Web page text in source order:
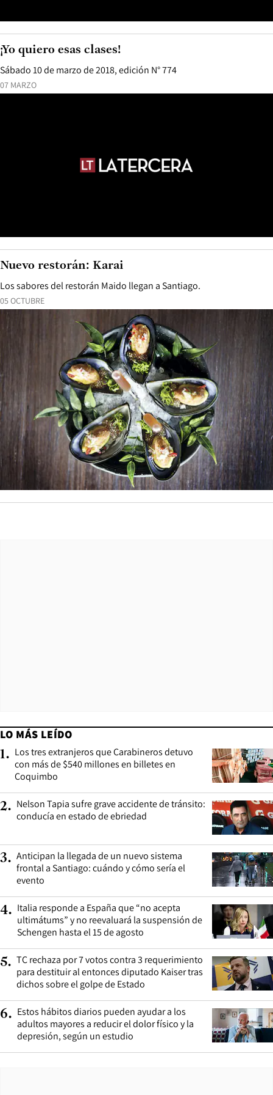
07 MARZO
Sábado 10 de marzo de 2018, edición N° 774
¡Yo quiero esas clases!
05 OCTUBRE
Los sabores del restorán Maido llegan a Santiago.
Nuevo restorán: Karai
LO MÁS LEÍDO
1. Los tres extranjeros que Carabineros detuvo
con más de $540 millones en billetes en
Coquimbo
2. Nelson Tapia sufre grave accidente de tránsito:
conducía en estado de ebriedad
3. Anticipan la llegada de un nuevo sistema
frontal a Santiago: cuándo y cómo sería el
evento
4. Italia responde a España que “no acepta
ultimátums” y no reevaluará la suspensión de
Schengen hasta el 15 de agosto
5. TC rechaza por 7 votos contra 3 requerimiento
para destituir al entonces diputado Kaiser tras
dichos sobre el golpe de Estado
6. Estos hábitos diarios pueden ayudar a los
adultos mayores a reducir el dolor físico y la
depresión, según un estudio